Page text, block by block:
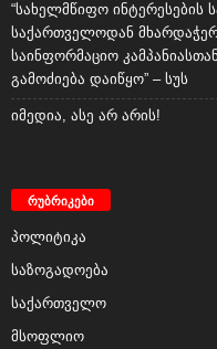
“სახელმწიფო ინტერესების
საქართველოდან
საინფორმაციო
გამოძიება დაიწყო” – სუს
იმედია, ასე არ არის!
რუბრიკები
პოლიტიკა
საზოგადოება
საქართველო
მსოფლიო